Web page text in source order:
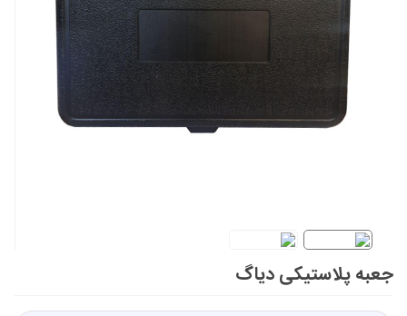
جعبه پلاستیکی دیاگ